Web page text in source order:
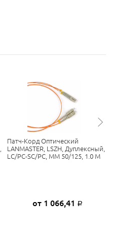
Патч-Корд Оптический
LANMASTER, LSZH, Дуплексный,
LC/PC-SC/PC, MM 50/125, 1.0 М
от 1 066,41 Р